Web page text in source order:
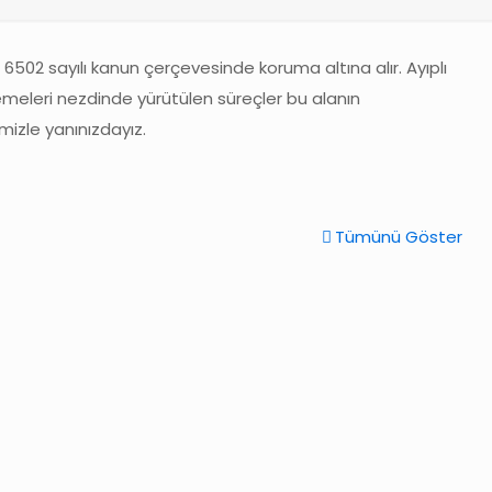
sayılı kanun çerçevesinde koruma altına alır. Ayıplı
nezdinde yürütülen süreçler bu alanın
yanınızdayız.
Tümünü Göster